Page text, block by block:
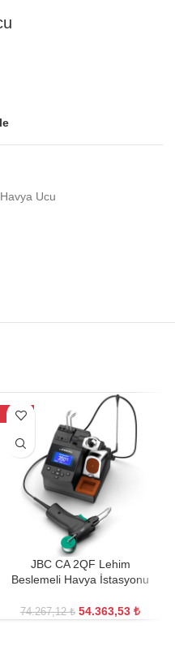
Havya Ucu
-27%
JBC CA 2QF Lehim
Beslemeli Havya İstasyonu
74.267,12₺ 54.363,53 ₺